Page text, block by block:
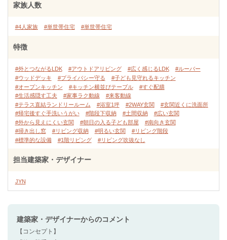
家族人数
#4人家族 #単世帯住宅 #単世帯住宅
特徴
#外とつながるLDK #アウトドアリビング #広く感じるLDK
#ルーバー
#ウッドデッキ
#プライバシー守る
#子ども見守れるキッチン
#オープンキッチン
#キッチン横並びテーブル
#すぐ配膳
#生活感隠す工夫
#家事ラク動線
#来客動線
#テラス直結ランドリールーム
#浴室1坪 #2WAY玄関
#玄関近くに洗面所
#帰宅後すぐ手洗いうがい
#階段下収納 #土間収納
#広い玄関
#外から見えにくい玄関
#朝日の入る子ども部屋
#南向き玄関
#掃き出し窓
#リビング収納 #明るい玄関
#リビング階段
#標準的な設備
#1階リビング #リビング吹抜なし
担当建築家・デザイナー
JYN
建築家・デザイナーからのコメント
【コンセプト】